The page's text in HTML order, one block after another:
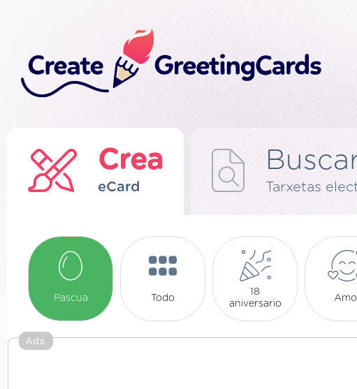
Crea
eCard Tarxetas
Pascua Todo
18
aniversario
Ads